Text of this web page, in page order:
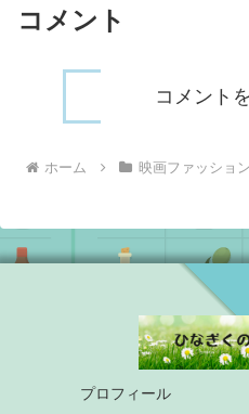
コメント
コメント
ホーム 映画ファッション
プロフィール